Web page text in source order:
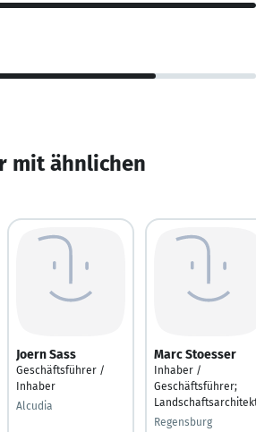
mit ähnlichen
Joern Sass
Geschäftsführer /
Inhaber
Alcudia
Marc Stoesser
Inhaber /
Geschäftsführer;
Regensburg